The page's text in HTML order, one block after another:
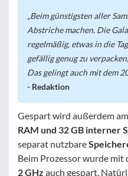
Beim günstigsten aller
Abstriche machen. Die
regelmäßig, etwas in die
gefällig genug zu
Das gelingt auch mit dem
- Redaktion
Gespart wird außerdem
RAM und 32 GB interner
separat nutzbare
Beim Prozessor wurde mit
2 GHz auch gespart.